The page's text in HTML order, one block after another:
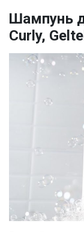
Шампунь
Curly,